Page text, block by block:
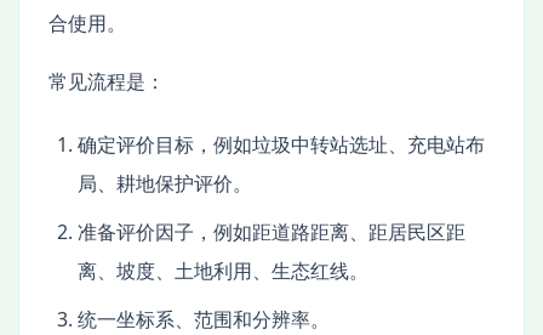
合使用。
常见流程是：
确定评价目标，例如垃圾中转站选址、充电站布
局、耕地保护评价。
准备评价因子，例如距道路距离、距居民区距
离、坡度、土地利用、生态红线。
统一坐标系、范围和分辨率。